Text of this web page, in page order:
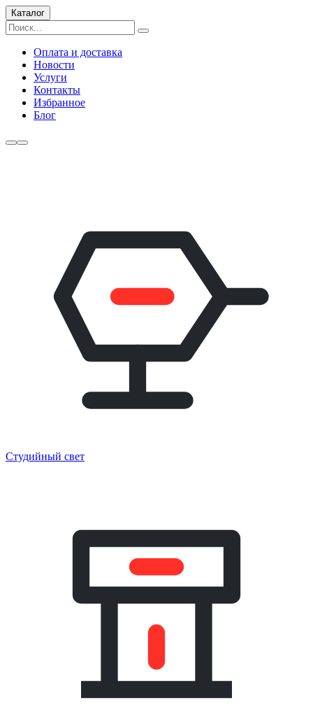
Каталог
Оплата и доставка
Новости
Услуги
Контакты
Избранное
Блог
Студийный свет